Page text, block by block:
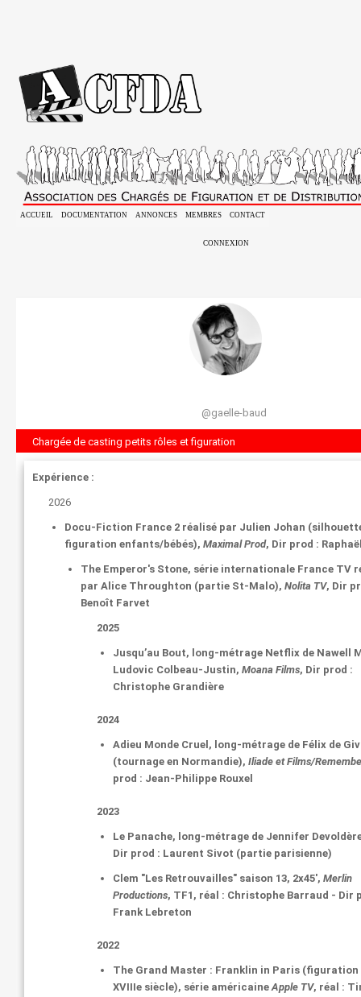
ACCUEIL DOCUMENTATION ANNONCES MEMBRES CONTACT
CONNEXION
@gaelle-baud
Chargée de casting petits rôles et figuration
Expérience :
2026
Docu-Fiction France 2 réalisé par Julien Johan
figuration enfants/bébés), Maximal Prod, Dir prod :
The Emperor's Stone, série internationale France TV
par Alice Throughton (partie St-Malo), Nolita TV, Dir
Benoît Farvet
2025
Jusqu’au Bout, long-métrage Netflix de Nawell
Ludovic Colbeau-Justin, Moana Films, Dir prod :
Christophe Grandière
2024
Adieu Monde Cruel , long-métrage de Félix de
(tournage en Normandie), Iliade et Films/
prod : Jean-Philippe Rouxel
2023
Le Panache, long-métrage de Jennifer
Dir prod : Laurent Sivot (partie parisienne)
Clem "Les Retrouvailles" saison 13, 2x45', Merlin
Productions, TF1, réal : Christophe Barraud - Dir
Frank Lebreton
2022
The Grand Master : Franklin in Paris (figuration
XVIIIe siècle), série américaineApple TV, réal :